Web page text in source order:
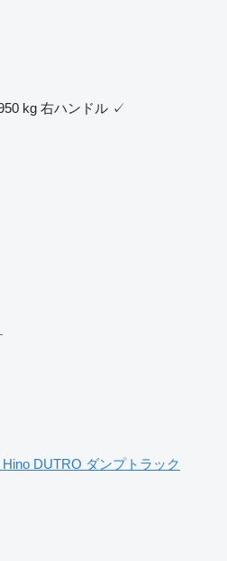
kg 右ハンドル ✓
Hino DUTRO ダンプトラック